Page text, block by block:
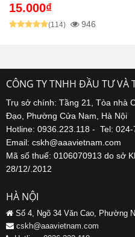
15.000₫
(114) 946
CÔNG TY TNHH ĐẦU TƯ VÀ
Trụ sở chính: Tầng 21, Tòa nhà
Đạo, Phường Cửa Nam, Hà Nội
Hotline: 0936.223.118 - Tel:
Email: cskh@aaavietnam.com
Mã số thuế: 0106070913 do sở
28/12/.2012
HÀ NỘI
Số 4, Ngõ 34 Văn Cao, Phường
cskh@aaavietnam.com